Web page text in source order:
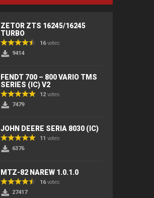
ZETOR ZTS 16245/16245
TURBO
16votes
9414
FENDT 700 – 800 VARIO TMS
SERIES (IC) V2
12 votes
7479
JOHN DEERE SERIA 8030 (IC)
11 votes
6376
MTZ-82 NAREW 1.0.1.0
16votes
27417